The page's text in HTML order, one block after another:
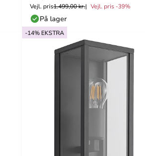
Vejl. pris1.499,00 kr. Vejl. pris -39%
På lager
-14% EKSTRA